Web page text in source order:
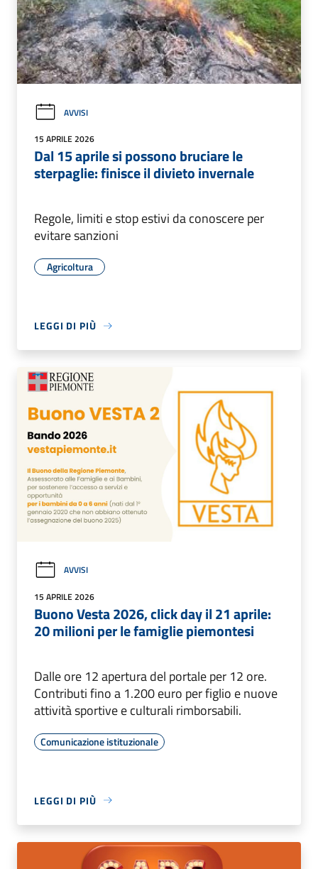
AVVISI
15 APRILE 2026
Dal 15 aprile si possono bruciare le
sterpaglie: finisce il divieto invernale
Regole, limiti e stop estivi da conoscere per
evitare sanzioni
Agricoltura
LEGGI DI PIÙ
AVVISI
15 APRILE 2026
Buono Vesta 2026, click day il 21 aprile:
20 milioni per le famiglie piemontesi
Dalle ore 12 apertura del portale per 12 ore.
Contributi fino a 1.200 euro per figlio e nuove
attività sportive e culturali rimborsabili.
Comunicazione istituzionale
LEGGI DI PIÙ